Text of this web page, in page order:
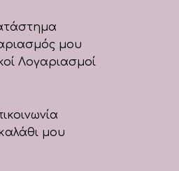
μου
Λογαριασμοί
μου